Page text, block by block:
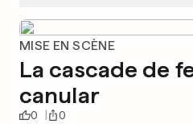
MISE EN SCÈNE
La cascade de
canular
0 0